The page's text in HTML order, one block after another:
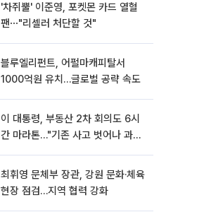
'차쥐뿔' 이준영, 포켓몬 카드 열혈
팬⋯"리셀러 처단할 것"
블루엘리펀트, 어펄마캐피탈서
1000억원 유치…글로벌 공략 속도
이 대통령, 부동산 2차 회의도 6시
간 마라톤…"기존 사고 벗어나 과감
최휘영 문체부 장관, 강원 문화·체육
현장 점검…지역 협력 강화